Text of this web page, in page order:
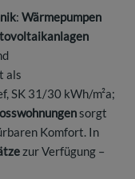
: Wärmepumpen
als
SK 31/30 kWh/m²a;
sorgt
Komfort. In
zur Verfügung –